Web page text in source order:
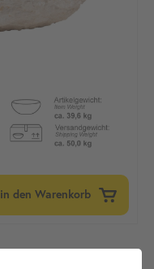
in den Warenkorb